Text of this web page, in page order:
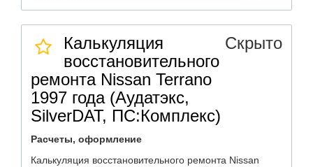
Калькуляция
восстановительного
ремонта Nissan Terrano
1997 года (Аудатэкс,
SilverDAT, ПС:Комплекс)
Скрыто
Расчеты, оформление
Калькуляция восстановительного ремонта Nissan